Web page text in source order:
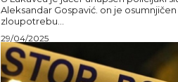
Aleksandar Gospavić. on je osumnjičen
zloupotrebu...
29/04/2025